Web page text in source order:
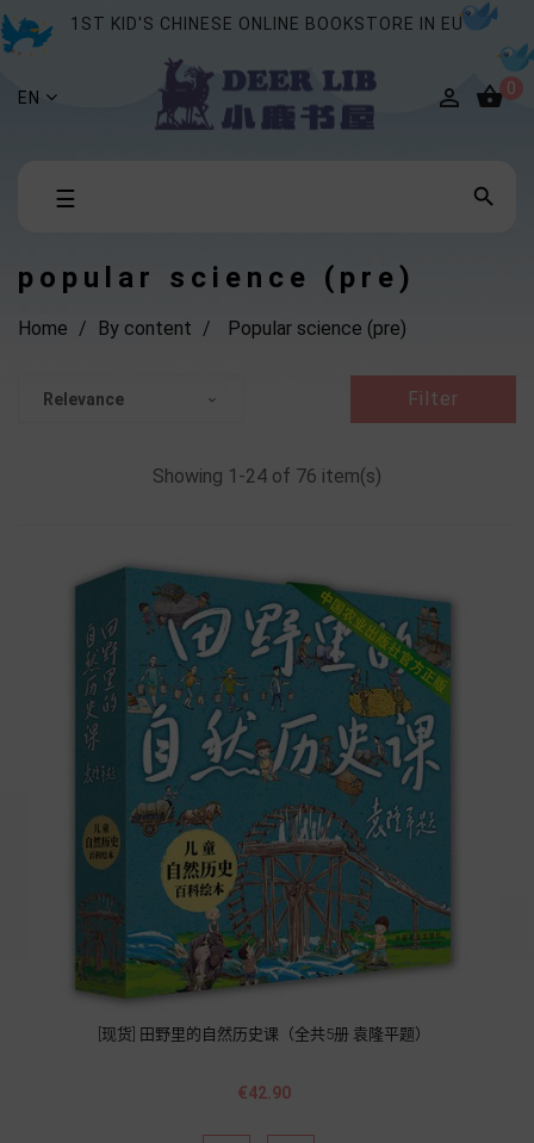
1ST KID'S CHINESE ONLINE BOOKSTORE IN EU
EN  0
Toggle
☰ 
popular science (pre)
Home By content Popular science (pre)
Relevance  Filter
Showing 1-24 of 76 item(s)
[现货] 田野里的自然历史课（全共5册 袁隆平题）
Price
€42.90